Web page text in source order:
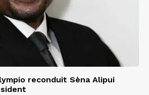
reconduit Sèna Alipui